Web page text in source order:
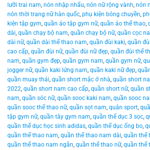
lưỡi trai nam, nón nhập nhẩu, nón nữ rộng vành, nón
nón thời trang nữ hàn quốc, phụ kiện bóng chuyền,
kiện tập gym, quần áo tập gym nữ, quần áo thể thao,
dài, quần chạy bộ nam, quần chạy bộ nữ, quần cọc
dài nữ, quần dài thể thao nam, quần đùi kaki, quần
cao cấp, quần đùi nữ, quần đùi nữ đẹp, quần đùi thể
nam, quần gym đẹp, quần gym nam, quần gym nữ,
jogger nữ, quần kaki lửng nam, quần kaki nữ đẹp,
quần muay thái, quần short mặc ở nhà, quần short
2022, quần short nam cao cấp, quần short nữ, quần
nam, quần sóc nữ, quần sooc kaki nam, quần sooc
quần sooc thể thao nữ, quần sọt nam, quân sport,
tập gym nữ, quần tây gym nam, quần thể dục 3 sọc,
quần thể dục học sinh adidas, quần thể dục ống bo,
quần thể thao nam, quần thể thao nam dài, quần thể
quần thể thao nam ngắn, quần thể thao nữ, quần thể